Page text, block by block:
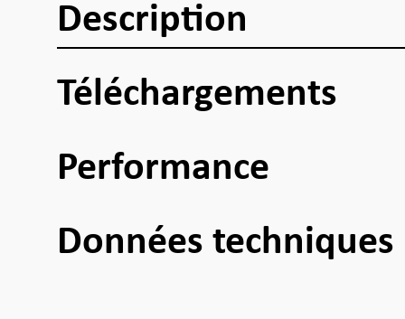
Description
Téléchargements
Performance
Données techniques